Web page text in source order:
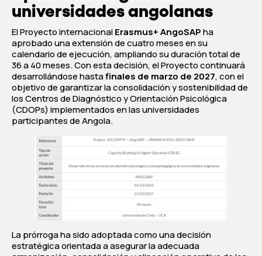
universidades angolanas
El Proyecto internacionalErasmus+ AngoSAPha
aprobado una extensión de cuatro meses en su
calendario de ejecución, ampliando su duración total de
36 a 40 meses. Con esta decisión, el Proyecto continuará
desarrollándose hastafinales de marzo de 2027, con el
objetivo de garantizar la consolidación y sostenibilidad de
los Centros de Diagnóstico y Orientación Psicológica
(CDOPs) implementados en las universidades
participantes de Angola.
La prórroga ha sido adoptada como una decisión
estratégica orientada a asegurar la adecuada